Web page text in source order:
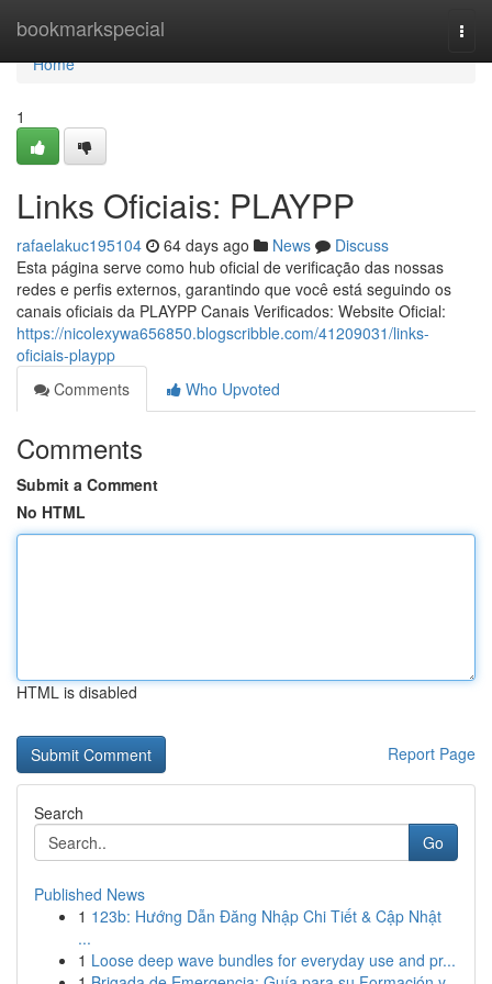
bookmarkspecial
Home
Home
1
Links Oficiais: PLAYPP
rafaelakuc195104 64 days ago News
Discuss
Esta página serve como hub oficial de verificação das nossas
redes e perfis externos, garantindo que você está seguindo os
canais oficiais da PLAYPP Canais Verificados: Website Oficial:
https://nicolexywa656850.blogscribble.com/41209031/links-
oficiais-playpp
Comments
Who Upvoted
Comments
Submit a Comment
No HTML
HTML is disabled
Report Page
Search
Go
Published News
1 123b: Hướng Dẫn Đăng Nhập Chi Tiết & Cập Nhật
...
1 Loose deep wave bundles for everyday use and pr...